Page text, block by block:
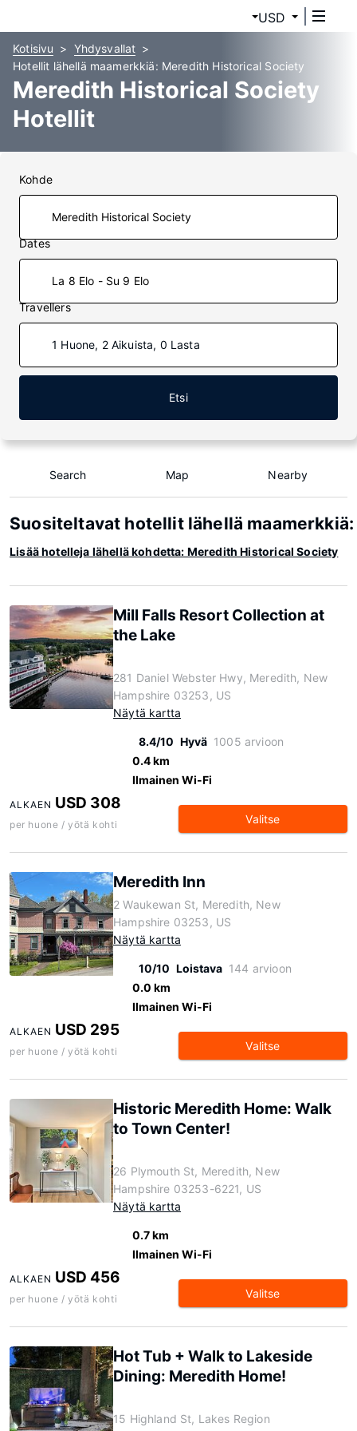
USD
Kotisivu
Yhdysvallat
Hotellit lähellä maamerkkiä: Meredith Historical Society
Meredith Historical Society
Hotellit
Kohde
Dates
La 8 Elo - Su 9 Elo
Travellers
1 Huone, 2 Aikuista, 0 Lasta
Etsi
Search Map Nearby
Suositeltavat hotellit lähellä
Lisää hotelleja lähellä kohdetta: Meredith Historical Society
Mill Falls Resort Collection at
the Lake
281 Daniel Webster Hwy, Meredith, New
Hampshire 03253, US
Näytä kartta
8.4/10 Hyvä 1005 arvioon
0.4 km
Ilmainen Wi-Fi
ALKAEN USD 308
per huone / yötä kohti Valitse
Meredith Inn
2 Waukewan St, Meredith, New
Hampshire 03253, US
Näytä kartta
10/10 Loistava 144 arvioon
0.0 km
Ilmainen Wi-Fi
ALKAEN USD 295
per huone / yötä kohti Valitse
Historic Meredith Home: Walk
to Town Center!
26 Plymouth St, Meredith, New
Hampshire 03253-6221, US
Näytä kartta
0.7 km
Ilmainen Wi-Fi
ALKAEN USD 456
per huone / yötä kohti Valitse
Hot Tub + Walk to Lakeside
Dining: Meredith Home!
15 Highland St, Lakes Region